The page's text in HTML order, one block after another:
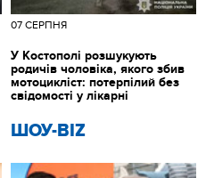
ШОУ-BIZ
07 СЕРПНЯ
У Костополі розшукують
родичів чоловіка, якого збив
мотоцикліст: потерпілий без
свідомості у лікарні